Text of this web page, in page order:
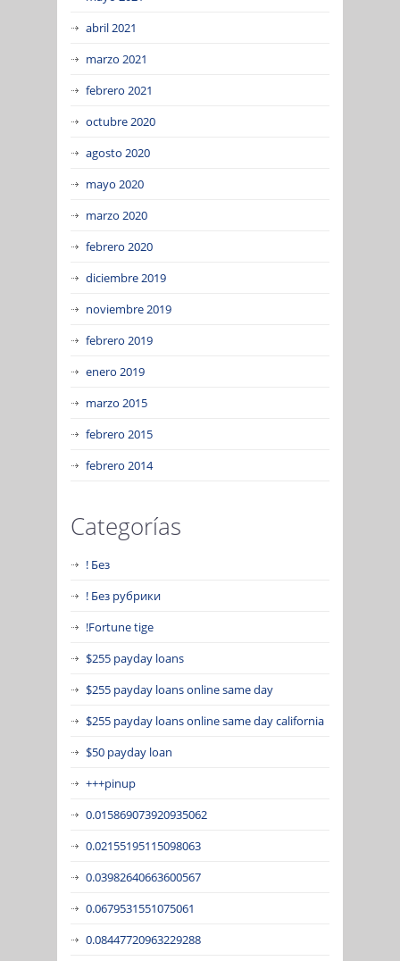
abril 2021
marzo 2021
febrero 2021
octubre 2020
agosto 2020
mayo 2020
marzo 2020
febrero 2020
diciembre 2019
noviembre 2019
febrero 2019
enero 2019
marzo 2015
febrero 2015
febrero 2014
Categorías
! Без
! Без рубрики
!Fortune tige
$255 payday loans
$255 payday loans online same day
$255 payday loans online same day california
$50 payday loan
+++pinup
0.015869073920935062
0.02155195115098063
0.03982640663600567
0.0679531551075061
0.08447720963229288